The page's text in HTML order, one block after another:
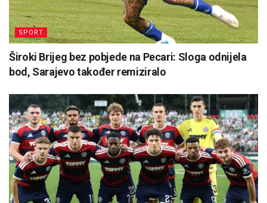
SPORT
Široki Brijeg bez pobjede na Pecari: Sloga odnijela
bod, Sarajevo također remiziralo